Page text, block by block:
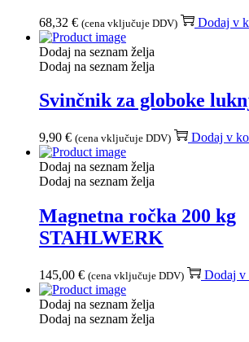
68,32 € (cena vključuje DDV) Dodaj v
Dodaj na seznam želja
Dodaj na seznam želja
Svinčnik za globoke
9,90 € (cena vključuje DDV) Dodaj v
Dodaj na seznam želja
Dodaj na seznam želja
Magnetna ročka 200 kg
STAHLWERK
145,00 € (cena vključuje DDV) Dodaj v
Dodaj na seznam želja
Dodaj na seznam želja